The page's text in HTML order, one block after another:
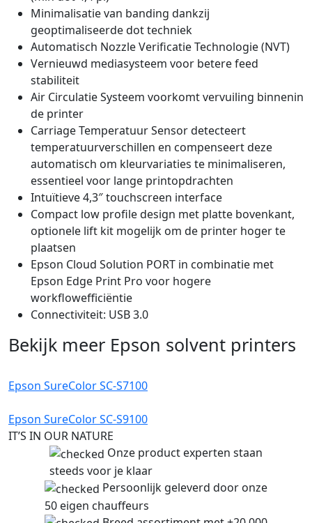
Minimalisatie van banding dankzij
geoptimaliseerde dot techniek
Automatisch Nozzle Verificatie Technologie (NVT)
Vernieuwd mediasysteem voor betere feed
stabiliteit
Air Circulatie Systeem voorkomt vervuiling binnenin
de printer
Carriage Temperatuur Sensor detecteert
temperatuurverschillen en compenseert deze
automatisch om kleurvariaties te minimaliseren,
essentieel voor lange printopdrachten
Intuïtieve 4,3″ touchscreen interface
Compact low profile design met platte bovenkant,
optionele lift kit mogelijk om de printer hoger te
plaatsen
Epson Cloud Solution PORT in combinatie met
Epson Edge Print Pro voor hogere
workflowefficiëntie
Connectiviteit: USB 3.0
Bekijk meer Epson solvent printers
Epson SureColor SC-S7100
Epson SureColor SC-S9100
IT’S IN OUR NATURE
Onze product experten staan
steeds voor je klaar
Persoonlijk geleverd door onze
50 eigen chauffeurs